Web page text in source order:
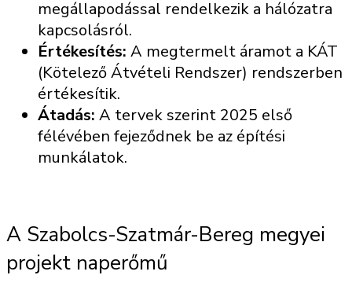
megállapodással rendelkezik a hálózatra
kapcsolásról.
Értékesítés: A megtermelt áramot a KÁT
(Kötelező Átvételi Rendszer) rendszerben
értékesítik.
Átadás: A tervek szerint 2025 első
félévében fejeződnek be az építési
munkálatok.
A Szabolcs-Szatmár-Bereg megyei
projekt naperőmű